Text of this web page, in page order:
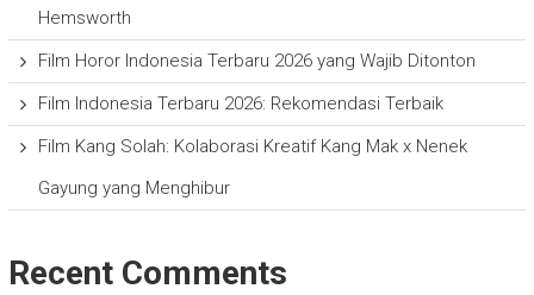
Hemsworth
Film Horor Indonesia Terbaru 2026 yang Wajib Ditonton
Film Indonesia Terbaru 2026: Rekomendasi Terbaik
Film Kang Solah: Kolaborasi Kreatif Kang Mak x Nenek
Gayung yang Menghibur
Recent Comments